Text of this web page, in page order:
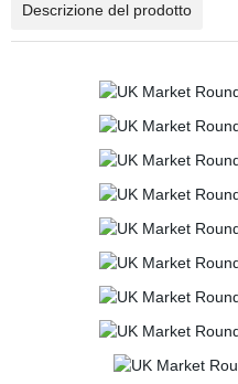
Descrizione del prodotto